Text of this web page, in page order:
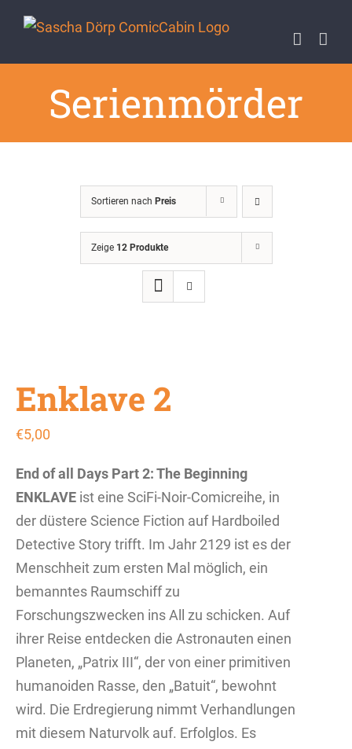
Serienmörder
Sortieren nach Preis
Zeige 12 Produkte
Enklave 2
€5,00
End of all Days Part 2: The Beginning
ENKLAVE ist eine SciFi-Noir-Comicreihe, in
der düstere Science Fiction auf Hardboiled
Detective Story trifft. Im Jahr 2129 ist es der
Menschheit zum ersten Mal möglich, ein
bemanntes Raumschiff zu
Forschungszwecken ins All zu schicken. Auf
ihrer Reise entdecken die Astronauten einen
Planeten, „Patrix III“, der von einer primitiven
humanoiden Rasse, den „Batuit“, bewohnt
wird. Die Erdregierung nimmt Verhandlungen
mit diesem Naturvolk auf. Erfolglos. Es